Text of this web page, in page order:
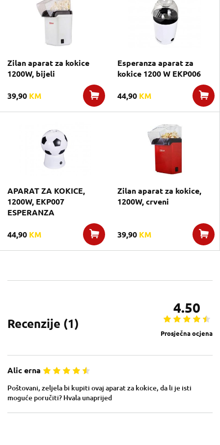
Zilan aparat za kokice
1200W, bijeli
39,90 KM
Esperanza aparat za
kokice 1200 W EKP006
44,90 KM
APARAT ZA KOKICE,
1200W, EKP007
ESPERANZA
44,90 KM
Zilan aparat za kokice,
1200W, crveni
39,90 KM
Recenzije (1)
4.50
Prosječna ocjena
Alic erna
Poštovani, zeljela bi kupiti ovaj aparat za kokice, da li je isti
moguće poručiti? Hvala unaprijed